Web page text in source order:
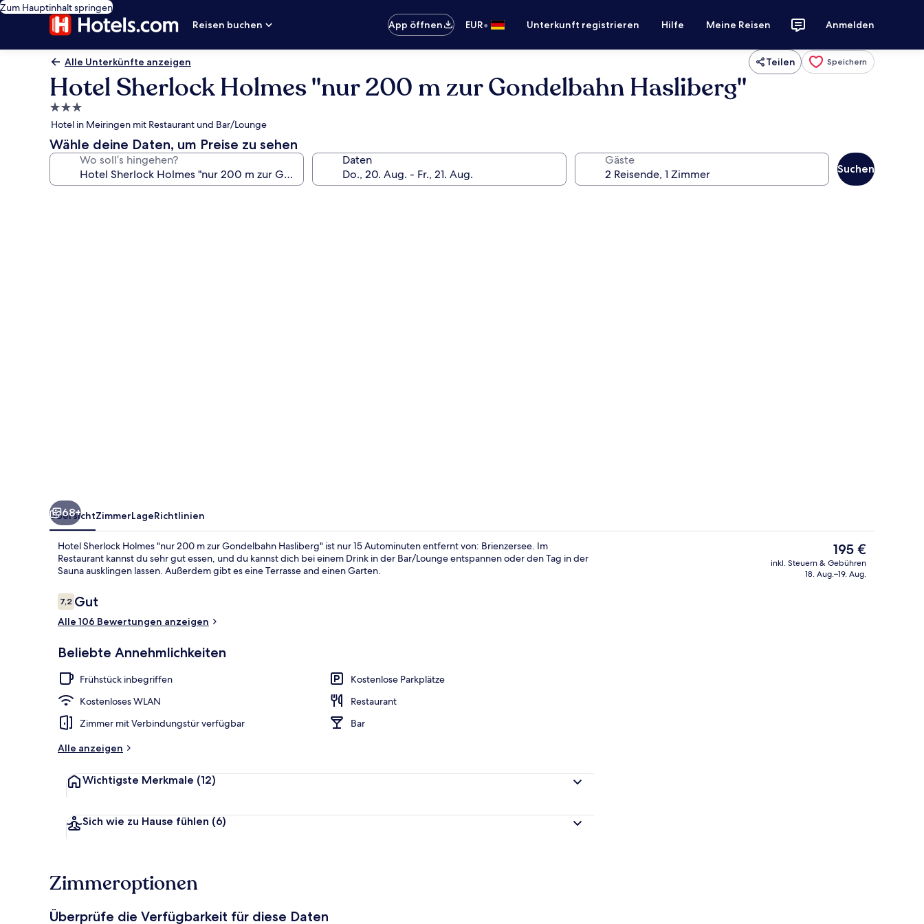
Zum Hauptinhalt springen
Reisen buchen
App öffnen EUR• Unterkunft registrieren Hilfe Meine Reisen Anmelden
Alle Unterkünfte anzeigen Teilen Speichern
Hotel Sherlock Holmes "nur 200 m zur Gondelbahn Hasliberg"
3.0-
Sterne-
Unterkunft
Hotel in Meiringen mit Restaurant und Bar/Lounge
Wähle deine Daten, um Preise zu sehen
Wo soll’s hingehen? Daten Gäste
Suchen
Wohnbereich | Flachbildfernseher
68+
ÜbersichtZimmerLageRichtlinien
Hotel Sherlock Holmes "nur 200 m zur Gondelbahn Hasliberg" ist nur 15 Autominuten entfernt von: Brienzersee. Im
Restaurant kannst du sehr gut essen, und du kannst dich bei einem Drink in der Bar/Lounge entspannen oder den Tag in der
Sauna ausklingen lassen. Außerdem gibt es eine Terrasse and einen Garten.
Bewertungen
7,27,2 von 10.
Gut
Alle 106 Bewertungen anzeigen
Beliebte Annehmlichkeiten
Frühstück inbegriffen
Kostenlose Parkplätze
Kostenloses WLAN
Restaurant
Zimmer mit Verbindungstür verfügbar
Bar
Alle anzeigen
Wichtigste Merkmale (12)
Sich wie zu Hause fühlen (6)
Der
aktuelle
Preis
195 €
inkl. Steuern & Gebühren
18. Aug.–19. Aug.
Zimmeroptionen
Überprüfe die Verfügbarkeit für diese Daten